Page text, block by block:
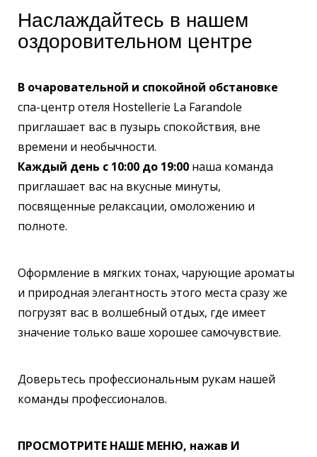
Наслаждайтесь в нашем
оздоровительном центре
В очаровательной и спокойной обстановке
спа-центр отеля Hostellerie La Farandole
приглашает вас в пузырь спокойствия, вне
времени и необычности.
Каждый день с 10:00 до 19:00 наша команда
приглашает вас на вкусные минуты,
посвященные релаксации, омоложению и
полноте.
Оформление в мягких тонах, чарующие ароматы
и природная элегантность этого места сразу же
погрузят вас в волшебный отдых, где имеет
значение только ваше хорошее самочувствие.
Доверьтесь профессиональным рукам нашей
команды профессионалов.
ПРОСМОТРИТЕ НАШЕ МЕНЮ, нажав И